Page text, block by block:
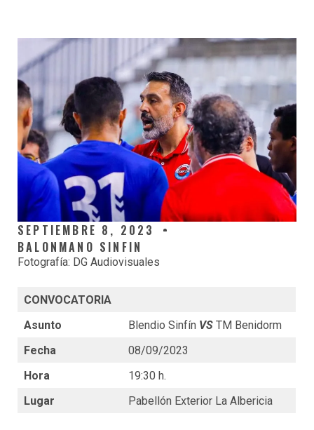
SEPTIEMBRE 8, 2023
BALONMANO SINFIN
Fotografía: DG Audiovisuales
CONVOCATORIA
Asunto
Blendio Sinfín VS TM Benidorm
Fecha
08/09/2023
Hora
19:30 h.
Lugar
Pabellón Exterior La Albericia